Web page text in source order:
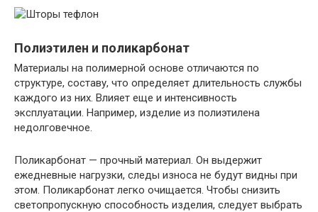
Полиэтилен и поликарбонат
Материалы на полимерной основе отличаются по
структуре, составу, что определяет длительность службы
каждого из них. Влияет еще и интенсивность
эксплуатации. Например, изделие из полиэтилена
недолговечное.
Поликарбонат — прочный материал. Он выдержит
ежедневные нагрузки, следы износа не будут видны при
этом. Поликарбонат легко очищается. Чтобы снизить
светопропускную способность изделия, следует выбрать